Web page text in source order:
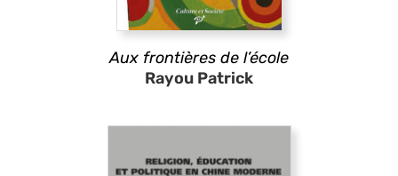
Aux frontières de l’école
Rayou Patrick